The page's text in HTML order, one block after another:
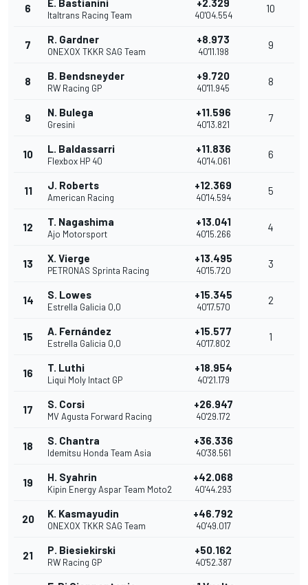
6 E. Bastianini
Italtrans Racing Team
+2.329
40'04.554
10
7 R. Gardner
ONEXOX TKKR SAG Team
+8.973
40'11.198
9
8 B. Bendsneyder
RW Racing GP
+9.720
40'11.945
8
9 N. Bulega
Gresini
+11.596
40'13.821
7
10 L. Baldassarri
Flexbox HP 40
+11.836
40'14.061
6
11 J. Roberts
American Racing
+12.369
40'14.594
5
12 T. Nagashima
Ajo Motorsport
+13.041
40'15.266
4
13 X. Vierge
PETRONAS Sprinta Racing
+13.495
40'15.720
3
14 S. Lowes
Estrella Galicia 0,0
+15.345
40'17.570
2
15 A. Fernández
Estrella Galicia 0,0
+15.577
40'17.802
1
16 T. Luthi
Liqui Moly Intact GP
+18.954
40'21.179
17 S. Corsi
MV Agusta Forward Racing
+26.947
40'29.172
18 S. Chantra
Idemitsu Honda Team Asia
+36.336
40'38.561
19 H. Syahrin
Kipin Energy Aspar Team Moto2
+42.068
40'44.293
20 K. Kasmayudin
ONEXOX TKKR SAG Team
+46.792
40'49.017
21 P. Biesiekirski
RW Racing GP
+50.162
40'52.387